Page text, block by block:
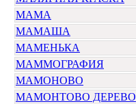
МАМА
МАМАША
МАМЕНЬКА
МАММОГРАФИЯ
МАМОНОВО
МАМОНТОВО ДЕРЕВО